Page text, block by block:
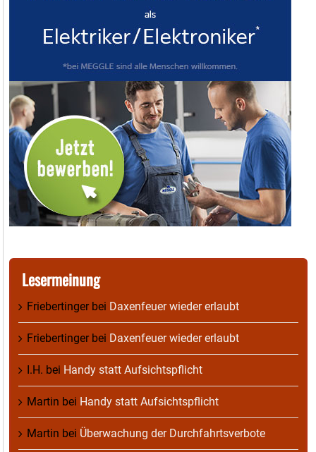
Lesermeinung
Friebertingerbei Daxenfeuer wieder erlaubt
Friebertingerbei Daxenfeuer wieder erlaubt
I.H. bei Handy statt Aufsichtspflicht
Martin bei Handy statt Aufsichtspflicht
Martin bei Überwachung der Durchfahrtsverbote